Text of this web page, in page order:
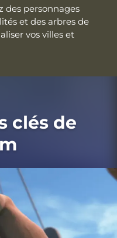
des personnages
et des arbres de
vos villes et
clés de